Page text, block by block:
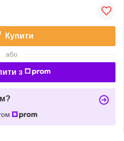
Купити
або
з